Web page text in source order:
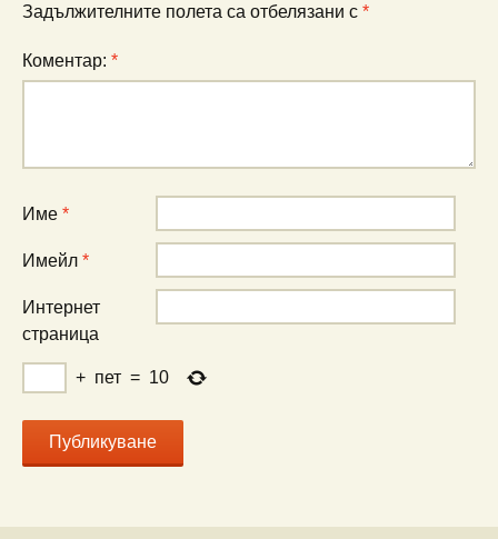
Задължителните полета са отбелязани с *
Коментар: *
Име *
Имейл *
Интернет
страница
+ пет = 10